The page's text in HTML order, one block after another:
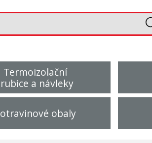
Termoizolační
a návleky
obaly